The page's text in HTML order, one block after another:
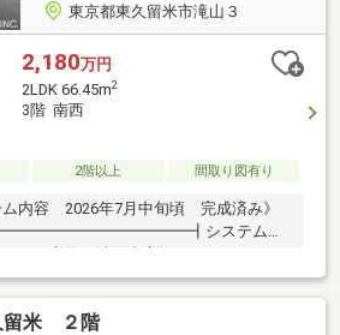
東京都東久留米市滝山３
2,180万円
2LDK 66.45m2
3階 南西
2階以上 間取り図有り
ム内容 2026年7月中旬頃 完成済み》
システムキ
トイレ交換、洗面台交換、ユニットバス
ローリング張替、全居室クロス張替キ
、建具交換、給湯器交換、床下配管交
ンライト造作、ハウスクリーニング等
留米 ２階